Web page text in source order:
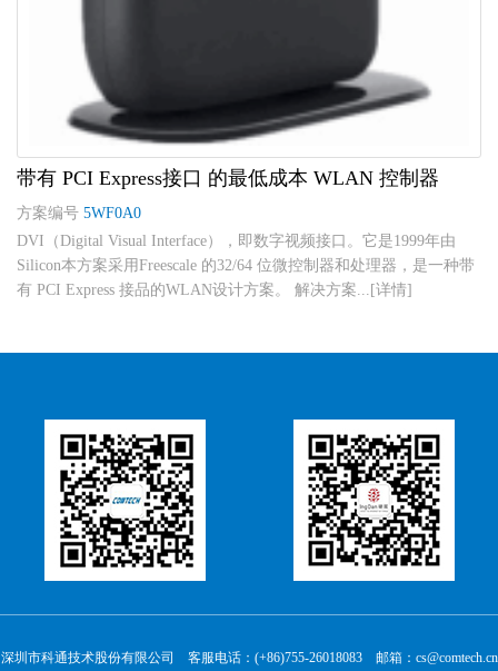
带有 PCI Express接口 的最低成本 WLAN 控制器
方案编号 5WF0A0
DVI（Digital Visual Interface），即数字视频接口。它是1999年由
Silicon本方案采用Freescale 的32/64 位微控制器和处理器，是一种带
有 PCI Express 接品的WLAN设计方案。 解决方案...[详情]
深圳市科通技术股份有限公司 客服电话：(+86)755-26018083 邮箱：cs@comtech.cn